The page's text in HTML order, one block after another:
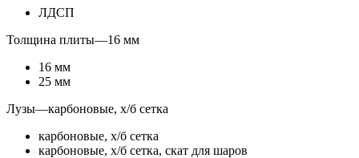
ЛДСП
Толщина плиты—16 мм
16 мм
25 мм
Лузы—карбоновые, х/б сетка
карбоновые, х/б сетка
карбоновые, х/б сетка, скат для шаров